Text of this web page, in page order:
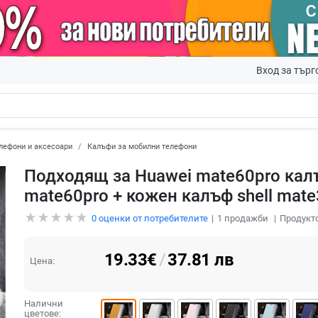
Вход за
и аксесоари Калъфи за мобилни телефони
Подходящ за Huawei mate60pro
mate60pro + кожен калъф shell
0оценки от потребителите 1 продажби
Цена: 19.33€/37.81 лв
Налични
цветове: